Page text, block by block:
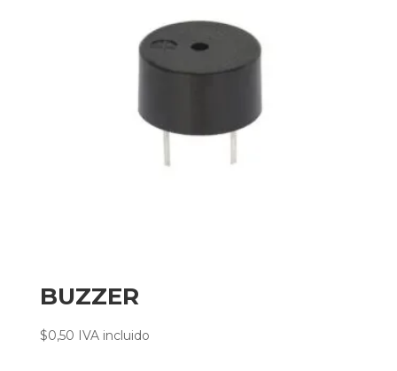
BUZZER
$0,50 IVA incluido